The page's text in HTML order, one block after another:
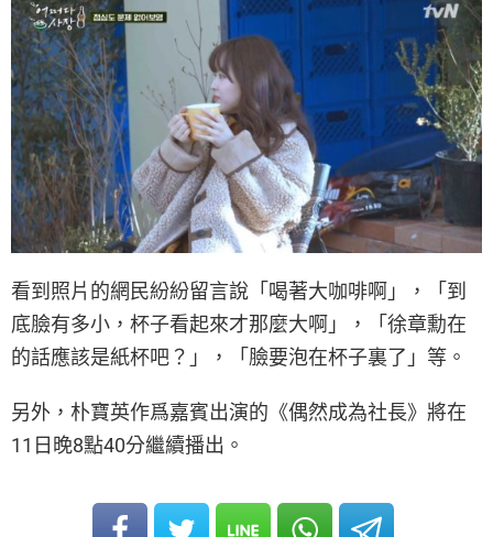
看到照片的網民紛紛留言說「喝著大咖啡啊」，「到
底臉有多小，杯子看起來才那麼大啊」，「徐章勳在
的話應該是紙杯吧？」，「臉要泡在杯子裏了」等。
另外，朴寶英作爲嘉賓出演的《偶然成為社長》將在
11日晚8點40分繼續播出。